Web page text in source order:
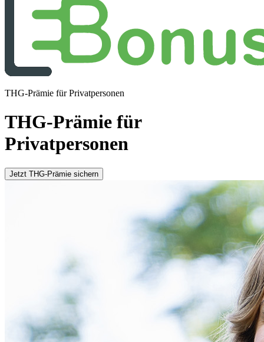
THG-Prämie für Privatpersonen
THG-Prämie für
Privatpersonen
Jetzt THG-Prämie sichern